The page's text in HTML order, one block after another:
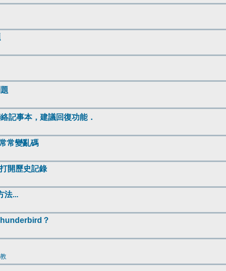
記事本，建議回復功能．
常變亂碼
開歷史記錄
法...
？